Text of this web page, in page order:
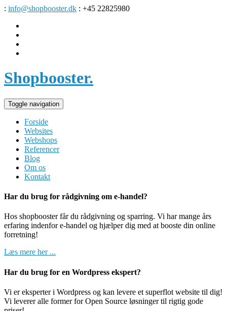
: info@shopbooster.dk : +45 22825980
Shopbooster.
Toggle navigation
Forside
Websites
Webshops
Referencer
Blog
Om os
Kontakt
Har du brug for rådgivning om e-handel?
Hos shopbooster får du rådgivning og sparring. Vi har mange års
erfaring indenfor e-handel og hjælper dig med at booste din online
forretning!
Læs mere her ...
Har du brug for en Wordpress ekspert?
Vi er eksperter i Wordpress og kan levere et superflot website til dig!
Vi leverer alle former for Open Source løsninger til rigtig gode